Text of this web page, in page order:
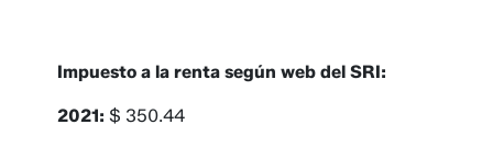
Impuesto a la renta según web del SRI:
2021: $ 350.44